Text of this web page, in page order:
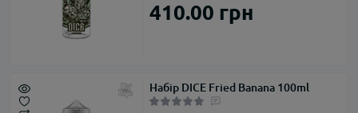
410.00 грн
Набір DICE Fried Banana 100ml